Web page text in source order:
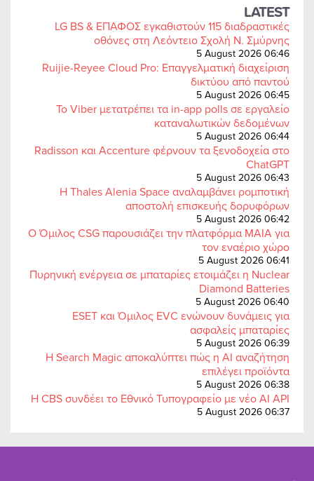
LATEST
LG BS & ΕΠΑΦΟΣ εγκαθιστούν 115 διαδραστικές
οθόνες στη Λεόντειο Σχολή Ν. Σμύρνης
5 August 2026 06:46
Ruijie-Reyee Cloud Pro: Επαγγελματική διαχείριση
δικτύου από παντού
5 August 2026 06:45
Το Viber μετατρέπει τα in-app polls σε εργαλείο
καταναλωτικών δεδομένων
5 August 2026 06:44
Radisson και Accenture φέρνουν τα ξενοδοχεία στο
ChatGPT
5 August 2026 06:43
Η Thales Alenia Space αναλαμβάνει ρομποτική
αποστολή επισκευής δορυφόρων
5 August 2026 06:42
Ο Όμιλος CSG παρουσιάζει την πλατφόρμα MAIA για
τον εναέριο χώρο
5 August 2026 06:41
Πυρηνική ενέργεια σε μπαταρίες ετοιμάζει η Nuclear
Diamond Batteries
5 August 2026 06:40
ESET και Όμιλος EVC ενώνουν δυνάμεις για
ασφαλείς μπαταρίες
5 August 2026 06:39
Η Search Magic αποκαλύπτει πώς η AI αναζήτηση
επιλέγει προϊόντα
5 August 2026 06:38
Η CBS συνδέει το Εθνικό Τυπογραφείο με νέο AI API
5 August 2026 06:37